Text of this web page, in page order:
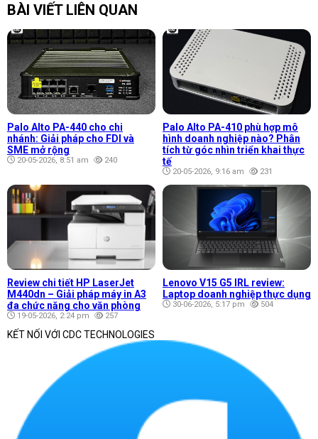
BÀI VIẾT LIÊN QUAN
Palo Alto PA-440 cho chi
nhánh: Giải pháp cho FDI và
SME mở rộng
20-05-2026, 8:51 am 240
Palo Alto PA-410 phù hợp mô
hình doanh nghiệp nào? Phân
tích từ góc nhìn triển khai thực
tế
20-05-2026, 9:16 am 231
Review chi tiết HP LaserJet
M440dn – Giải pháp máy in A3
đa chức năng cho văn phòng
19-05-2026, 2:24 pm 257
Lenovo V15 G5 IRL review:
Laptop doanh nghiệp thực dụng
30-06-2026, 5:17 pm 504
KẾT NỐI VỚI CDC TECHNOLOGIES